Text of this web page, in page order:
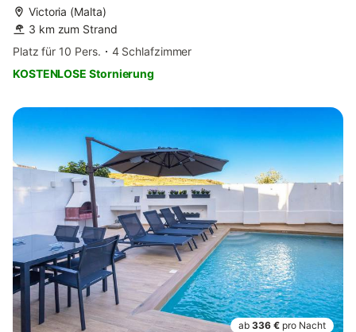
Victoria (Malta)
3 km zum Strand
Platz für 10 Pers.
4 Schlafzimmer
KOSTENLOSE Stornierung
ab 336 € pro Nacht